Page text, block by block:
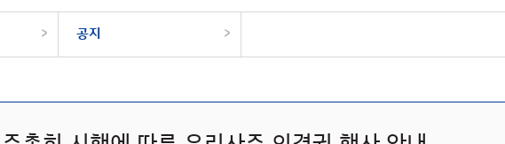
> 공지 >